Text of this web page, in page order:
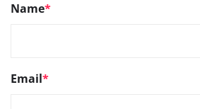
Name*
Email*